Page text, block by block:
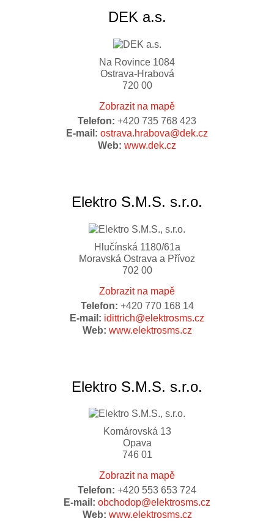
DEK a.s.
Na Rovince 1084
Ostrava-Hrabová
720 00
Zobrazit na mapě
Telefon: +420 735 768 423
E-mail: ostrava.hrabova@dek.cz
Web: www.dek.cz
Elektro S.M.S. s.r.o.
Hlučínská 1180/61a
Moravská Ostrava a Přívoz
702 00
Zobrazit na mapě
Telefon: +420 770 168 14
E-mail: idittrich@elektrosms.cz
Web: www.elektrosms.cz
Elektro S.M.S. s.r.o.
Komárovská 13
Opava
746 01
Zobrazit na mapě
Telefon: +420 553 653 724
E-mail: obchodop@elektrosms.cz
Web: www.elektrosms.cz